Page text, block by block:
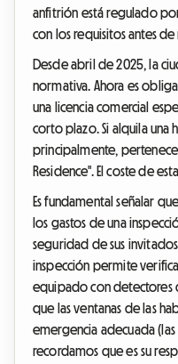
anfitrión está regulado
con los requisitos antes
Desde abril de 2025, la
normativa. Ahora es
una licencia comercial
corto plazo. Si alquila una
principalmente,
Residence". El coste de
Es fundamental señalar
los gastos de una
seguridad de sus
inspección permite
equipado con detectores
que las ventanas de las
emergencia adecuada (las
recordamos que es su